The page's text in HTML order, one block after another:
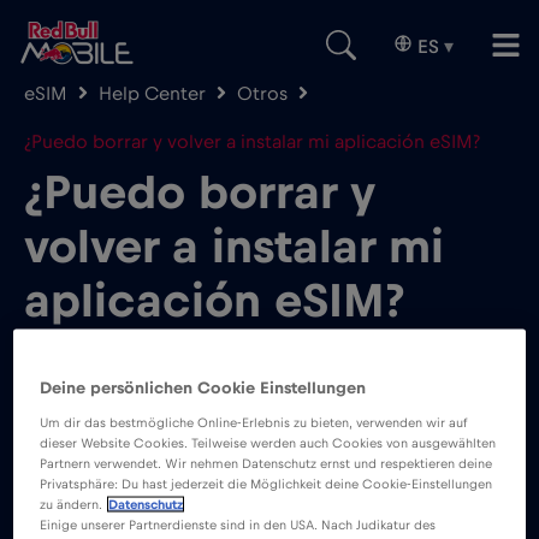
ES ▾
eSIM Help Center Otros
¿Puedo borrar y volver a instalar mi aplicación eSIM?
¿Puedo borrar y
volver a instalar mi
aplicación eSIM?
La eSIM está asociada a tu plan de datos, y
eliminar la aplicación eSIM eliminará el plan de
datos de tu teléfono, por lo que deberías evitar
Deine persönlichen Cookie Einstellungen
Um dir das bestmögliche Online-Erlebnis zu bieten, verwenden wir auf
dieser Website Cookies. Teilweise werden auch Cookies von ausgewählten
Partnern verwendet. Wir nehmen Datenschutz ernst und respektieren deine
Privatsphäre: Du hast jederzeit die Möglichkeit deine Cookie-Einstellungen
zu ändern.
Datenschutz
Einige unserer Partnerdienste sind in den USA. Nach Judikatur des